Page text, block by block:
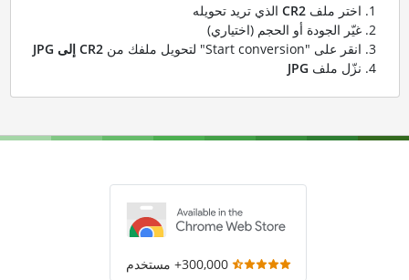
اختر ملف CR2الذي تريد تحويله
غيّر الجودة أو الحجم (اختياري)
انقر على "Start conversion" لتحويل ملفك من
CR2 إلى JPG
نزّل ملف JPG
300,000+ مستخدم